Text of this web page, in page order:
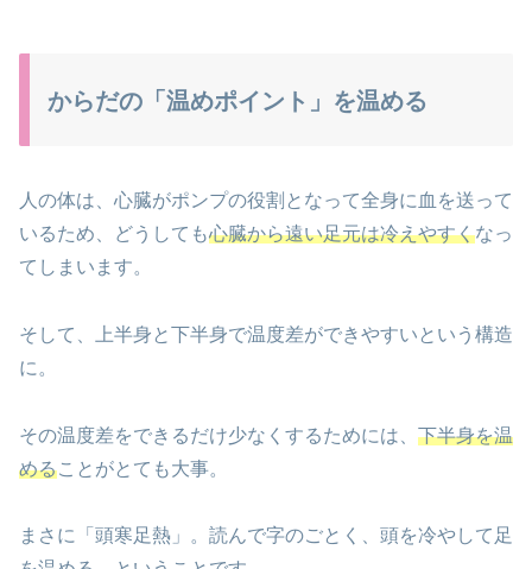
からだの「温めポイント」を温める
人の体は、心臓がポンプの役割となって全身に血を送って
いるため、どうしても心臓から遠い足元は冷えやすくなっ
てしまいます。
そして、上半身と下半身で温度差ができやすいという構造
に。
その温度差をできるだけ少なくするためには、 下半身を温
めることがとても大事。
まさに「頭寒足熱」。読んで字のごとく、頭を冷やして足